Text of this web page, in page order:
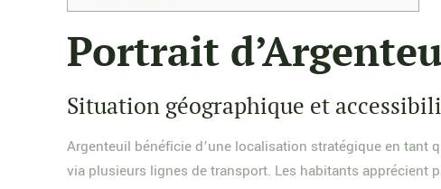
Portrait
Situation géographique et
Argenteuil bénéficie d’une localisation stratégique en tant
via plusieurs lignes de transport. Les habitants apprécient